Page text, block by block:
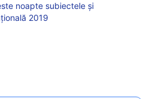
noapte subiectele și
2019